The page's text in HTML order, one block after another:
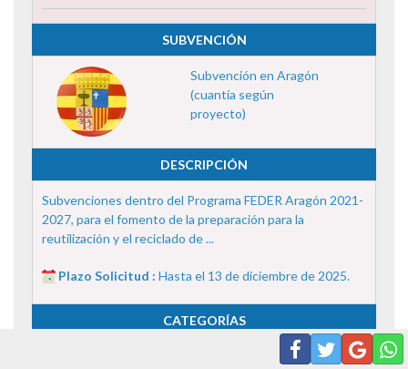
SUBVENCIÓN
Subvención en Aragón
(cuantía según
proyecto)
DESCRIPCIÓN
Subvenciones dentro del Programa FEDER Aragón 2021-
2027, para el fomento de la preparación para la
reutilización y el reciclado de ...
Plazo Solicitud : Hasta el 13 de diciembre de 2025.
CATEGORÍAS